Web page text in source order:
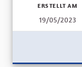
ERSTELLT AM
19/05/2023